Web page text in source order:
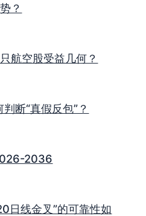
？
航空股受益几何？
断“真假反包”？
2036
日线金叉”的可靠性如